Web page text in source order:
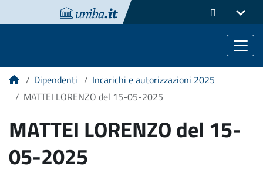
HomeDipendenti
Incarichi e autorizzazioni 2025
MATTEI LORENZO del 15-05-2025
MATTEI LORENZO del 15-
05-2025